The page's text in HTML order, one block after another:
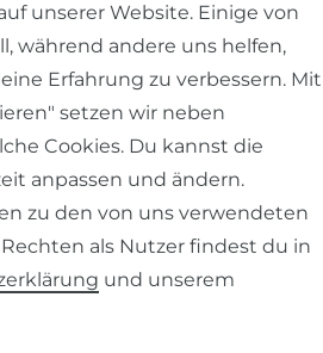
AGB
Widerrufs­recht
unserer Website. Einige von
während andere uns helfen,
Erfahrung zu verbessern. Mit
setzen wir neben
Cookies. Du kannst die
anpassen und ändern.
zu den von uns verwendeten
als Nutzer findest du in
und unserem